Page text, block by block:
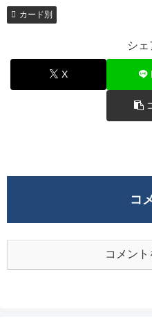
カード別
シェ
X
コ
コメン